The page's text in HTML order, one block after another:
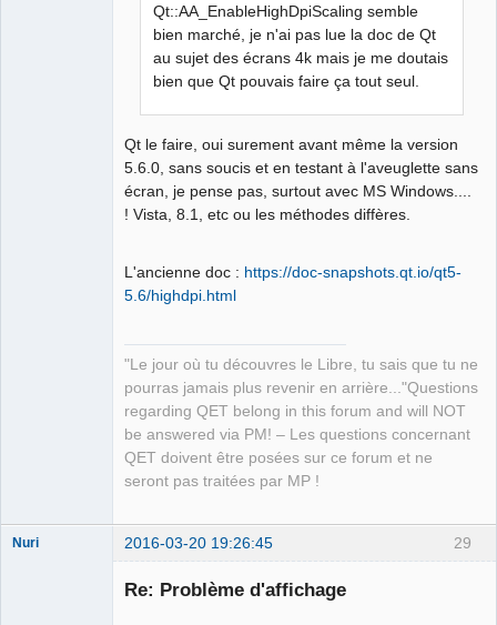
Qt::AA_EnableHighDpiScaling semble
bien marché, je n'ai pas lue la doc de Qt
au sujet des écrans 4k mais je me doutais
bien que Qt pouvais faire ça tout seul.
Qt le faire, oui surement avant même la version
5.6.0, sans soucis et en testant à l'aveuglette sans
écran, je pense pas, surtout avec MS Windows....
! Vista, 8.1, etc ou les méthodes diffères.
L'ancienne doc : https://doc-snapshots.qt.io/qt5-
5.6/highdpi.html
"Le jour où tu découvres le Libre, tu sais que tu ne
pourras jamais plus revenir en arrière..."Questions
regarding QET belong in this forum and will NOT
be answered via PM! – Les questions concernant
QET doivent être posées sur ce forum et ne
seront pas traitées par MP !
29
Nuri 2016-03-20 19:26:45
Re: Problème d'affichage